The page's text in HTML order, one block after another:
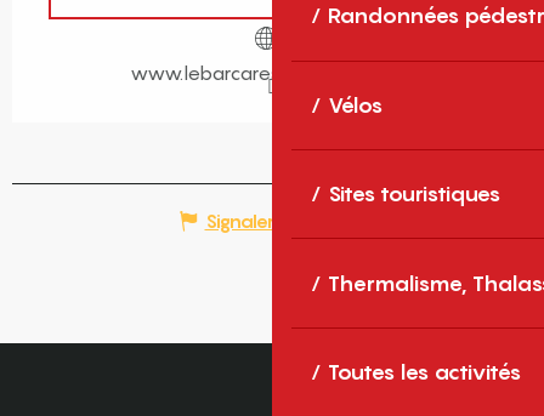
Randonnées
Vélos
Sites touristiques
Thermalisme,
Toutes les activités
www.lebarcares-tourisme.com
Signaler une erreur